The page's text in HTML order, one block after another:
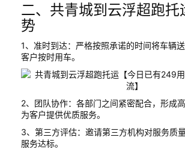
二、共青城到云浮超跑托
势
1、准时到达：严格按照承诺的时间将车辆
客户按时用车。
2、团队协作：各部门之间紧密配合，形成高
为客户提供优质服务。
3、第三方评估：邀请第三方机构对服务质
服务达标。